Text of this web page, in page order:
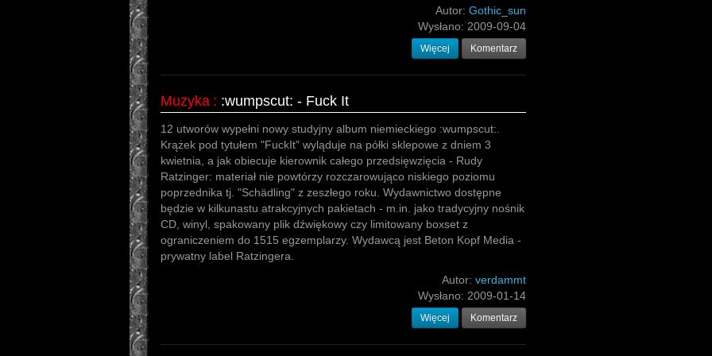
Autor: Gothic_sun
Wysłano: 2009-09-04
Więcej Komentarz
Muzyka : :wumpscut: - Fuck It
12 utworów wypełni nowy studyjny album niemieckiego :wumpscut:.
Krążek pod tytułem "FuckIt" wyląduje na półki sklepowe z dniem 3
kwietnia, a jak obiecuje kierownik całego przedsięwzięcia - Rudy
Ratzinger: materiał nie powtórzy rozczarowująco niskiego poziomu
poprzednika tj. "Schädling" z zeszłego roku. Wydawnictwo dostępne
będzie w kilkunastu atrakcyjnych pakietach - m.in. jako tradycyjny nośnik
CD, winyl, spakowany plik dźwiękowy czy limitowany boxset z
ograniczeniem do 1515 egzemplarzy. Wydawcą jest Beton Kopf Media -
prywatny label Ratzingera.
Autor: verdammt
Wysłano: 2009-01-14
Więcej Komentarz